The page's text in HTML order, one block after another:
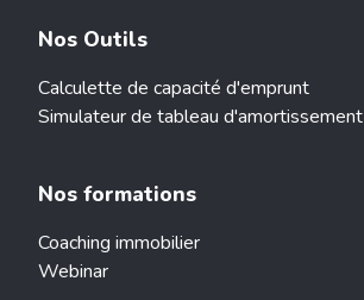
Nos Outils
Calculette de capacité d'emprunt
Simulateur de tableau d'amortissement
Nos formations
Coaching immobilier
Webinar